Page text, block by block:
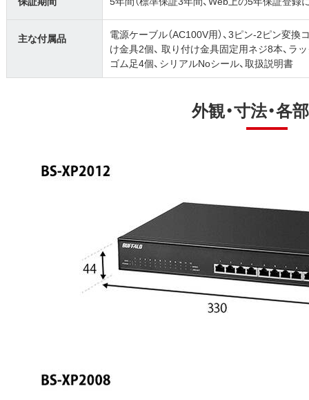
主な付属品
電源ケーブル（AC100V用）、3ピン-2ピン変換
け金具2個、 取り付け金具固定用ネジ8本、ラ
ゴム足4個、シリアルNoシール、取扱説明書
外観・寸法・各